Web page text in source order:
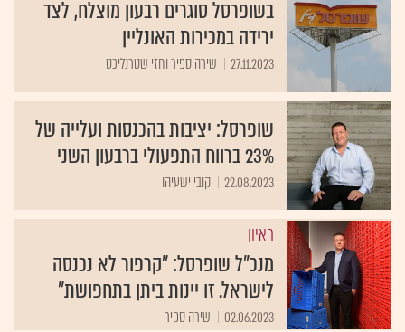
בשופרסל סוגרים רבעון מוצלח, לצד
ירידה במכירות האונליין
27.11.2023 שירה ספיר וחזי שטרנליכט
שופרסל: יציבות בהכנסות ועלייה של
23% ברווח התפעולי ברבעון השני
22.08.2023 קובי ישעיהו
ראיון
מנכ"ל שופרסל: "קרפור לא נכנסה
לישראל. זו יינות ביתן בתחפושת"
02.06.2023 שירה ספיר